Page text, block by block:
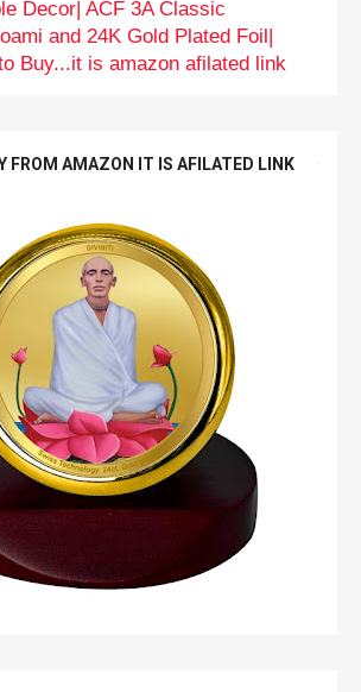
Decor| ACF 3A Classic
and 24K Gold Plated Foil|
Buy...it is amazon afilated link
FROM AMAZON IT IS AFILATED LINK